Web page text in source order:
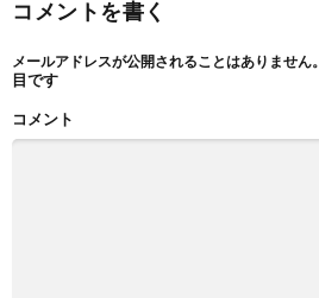
コメントを書く
メールアドレスが公開されることはありません。
目です
コメント